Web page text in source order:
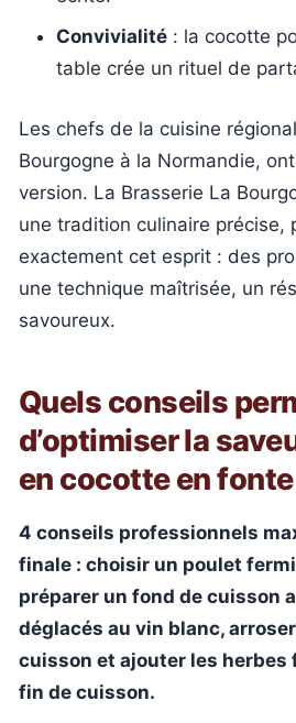
Convivialité : la cocotte
table crée un rituel de
Les chefs de la cuisine
Bourgogne à la Normandie,
version. La Brasserie La
une tradition culinaire précise,
exactement cet esprit : des
une technique maîtrisée, un
savoureux.
Quels conseils
d’optimiser la
en cocotte en
4 conseils professionnels
finale : choisir un poulet
préparer un fond de cuisson
déglacés au vin blanc,
cuisson et ajouter les herbes
fin de cuisson.